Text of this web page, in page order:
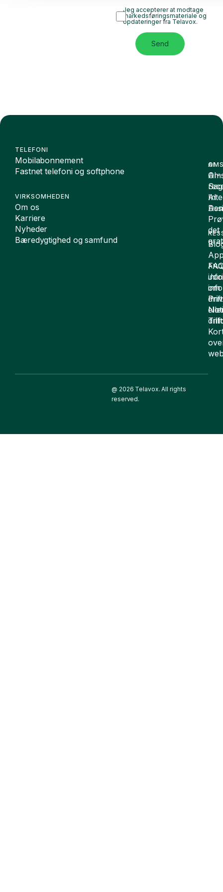
Jeg accepterer at modtage
markedsføringsmateriale og
opdateringer fra Telavox.
Send
TELEFONI
Mobilabonnement
Fastnet telefoni og softphone
VIRKSOMHEDEN
Om os
Karriere
Nyheder
Bæredygtighed og samfund
om
drift
AI
AI-
AI
det
@ 2026 Telavox. All rights
reserved.